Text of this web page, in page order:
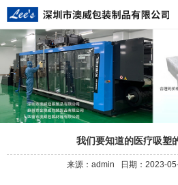
我们要知道的医疗吸塑
来源：admin 日期：2023-